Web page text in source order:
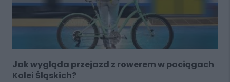
Jak wygląda przejazd z rowerem w pociągach
Kolei Śląskich?